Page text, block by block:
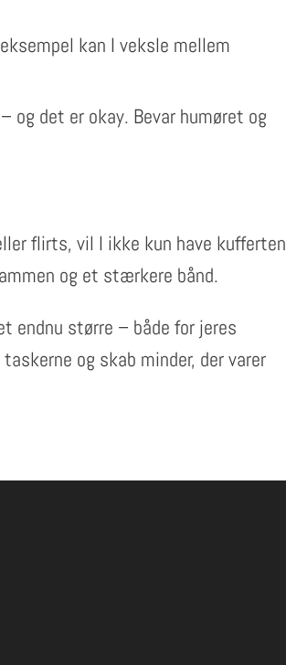
kan I veksle mellem
og det er okay. Bevar humøret og
flirts, vil I ikke kun have kufferten
og et stærkere bånd.
endnu større – både for jeres
og skab minder, der varer